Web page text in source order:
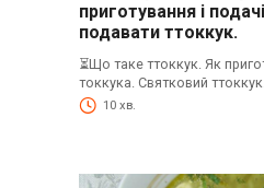
приготування і
подавати ттоккук.
⏳Що таке ттоккук. Як
токкука. Святковий ттоккук.
10 хв.